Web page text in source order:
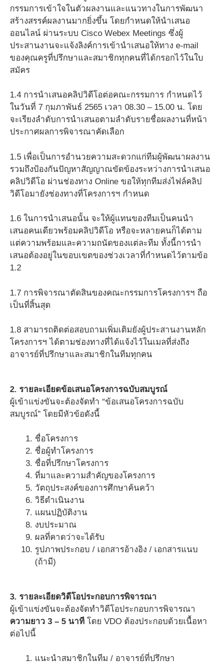
กรรมการเข้าใจในตัวผลงานและแนวทางในการพัฒนา
สร้างสรรค์ผลงานมากยิ่งขึ้น โดยกำหนดให้นำเสนอ
ออนไลน์ ผ่านระบบ Cisco Webex Meetings ซึ่งผู้
ประสานงานจะแจ้งลิงค์การเข้านำเสนอให้ทาง e-mail
ของคุณครูที่ปรึกษาและสมาชิกทุกคนที่ได้กรอกไว้ในใบ
สมัคร
1.4 การนำเสนอคลิปวิดีโอต่อคณะกรรมการ กำหนดไว้
ในวันที่ 7 กุมภาพันธ์ 2565 เวลา 08.30 – 15.00 น. โดย
จะเรียงลำดับการนำเสนอตามลำดับรายชื่อผลงานที่หน้า
ประกาศผลการพิจารณาคัดเลือก
1.5 เพื่อเป็นการอำนวยความสะดวกแก่ทีมผู้พัฒนาผลงาน
รวมถึงป้องกันปัญหาสัญญาณขัดข้องระหว่างการนำเสนอ
คลิปวิดีโอ ผ่านช่องทาง Online ขอให้ทุกทีมส่งไฟล์คลิป
วิดีโอมายังช่องทางที่โครงการฯ กำหนด
1.6 ในการนำเสนอนั้น จะให้ผู้แทนของทีมเป็นคนนำ
เสนอคนเดียวพร้อมคลิปวิดีโอ หรือจะหลายคนก็ได้ตาม
แต่ความพร้อมและความถนัดของแต่ละทีม ทั้งนี้การนำ
เสนอต้องอยู่ในขอบเขตของช่วงเวลาที่กำหนดไว้ตามข้อ
1.2
1.7 การพิจารณาตัดสินของคณะกรรมการโครงการฯ ถือ
เป็นที่สิ้นสุด
1.8 สามารถติดต่อสอบถามเพิ่มเติมยังผู้ประสานงานหลัก
โครงการฯ ได้ตามช่องทางที่ได้แจ้งไว้ในเมลที่ส่งถึง
อาจารย์ที่ปรึกษาและสมาชิกในทีมทุกคน
2. รายละเอียดข้อเสนอโครงการฉบับสมบูรณ์
ผู้เข้าแข่งขันจะต้องจัดทำ “ข้อเสนอโครงการฉบับ
สมบูรณ์” โดยมีหัวข้อดังนี้
ชื่อโครงการ
ชื่อผู้ทำโครงการ
ชื่อที่ปรึกษาโครงการ
ที่มาและความสำคัญของโครงการ
วัตถุประสงค์ของการศึกษาค้นคว้า
วิธีดำเนินงาน
แผนปฏิบัติงาน
งบประมาณ
ผลที่คาดว่าจะได้รับ
รูปภาพประกอบ / เอกสารอ้างอิง / เอกสารแนบ
(ถ้ามี)
3. รายละเอียดวิดีโอประกอบการพิจารณา
ผู้เข้าแข่งขันจะต้องจัดทำวิดีโอประกอบการพิจารณา
ความยาว 3 – 5 นาที โดย VDO ต้องประกอบด้วยเนื้อหา
ต่อไปนี้
แนะนำสมาชิกในทีม / อาจารย์ที่ปรึกษา